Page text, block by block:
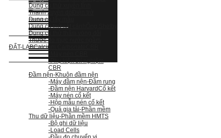
Dụng cụ thử xuyên tĩnh
Thanh xuyên dò
Dụng cụ lấy mẫu
Dụng cụ thử cắt cánh
Dụng cụ thử thấm vòng đôi
Thước đo mực nước ngầm
ĐẤT-LABCalcium Carbonate
-Phụ kiện thí nghiệm
CBR
Đầm nện-Khuôn đầm nện
-Máy đầm nện-Đầm rung
-Đầm nện HarvardCố kết
-Máy nén cố kết
-Hộp mẫu nén cố kết
-Quả gia tải-Phần mềm
Thu dữ liệu-Phần mềm HMTS
-Bộ ghi dữ liệu
-Load Cells